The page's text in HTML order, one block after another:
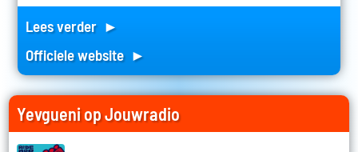
Lees verder ►
Officiele website ►
Yevgueni op Jouwradio